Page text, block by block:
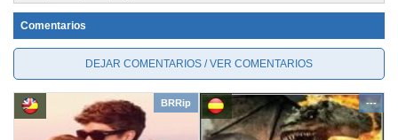
Comentarios
DEJAR COMENTARIOS / VER COMENTARIOS
BRRip ---